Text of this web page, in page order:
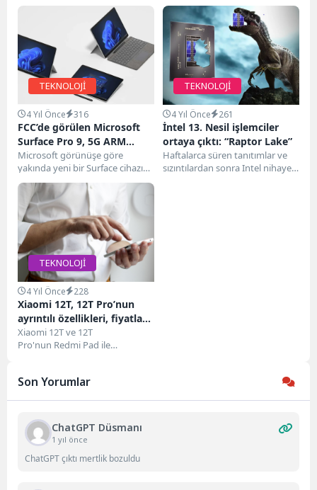
TEKNOLOJİ
4 Yıl Önce 316
FCC’de görülen Microsoft
Surface Pro 9, 5G ARM
yonga setine sahip olabilir
Microsoft görünüşe göre
yakında yeni bir Surface cihazı
piyasaya sürmeye
hazırlanıyor. En son nesil Surface
Pro modeli, dokuzuncu
yineleme...
TEKNOLOJİ
4 Yıl Önce 261
İntel 13. Nesil işlemciler
ortaya çıktı: “Raptor Lake”
Haftalarca süren tanıtımlar ve
sızıntılardan sonra Intel nihayet
TEKNOLOJİ
4 Yıl Önce 228
Xiaomi 12T, 12T Pro’nun
ayrıntılı özellikleri, fiyatları
ve görselleri lansman
öncesinde sızdırıldı
Xiaomi 12T ve 12T
Pro'nun Redmi Pad ile
bildiriliyor. Kesin lansman tarihi
Son Yorumlar
ChatGPT Düsmanı
1 yıl önce
ChatGPT çıktı mertlik bozuldu